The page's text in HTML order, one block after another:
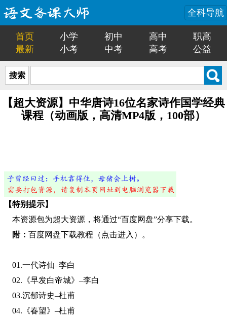
全科导航
首页 小学 初中 高中
职高
最新
小考 中考 高考 公益
搜索
【超大资源】中华唐诗16位名家诗作国学经典
课程（动画版，高清MP4版，100部）
【特别提示】
本资源包为超大资源，将通过“百度网盘”分享下载。
附： 百度网盘下载教程（点击进入） 。
01.一代诗仙–李白
02.《早发白帝城》–李白
03.沉郁诗史–杜甫
04.《春望》–杜甫